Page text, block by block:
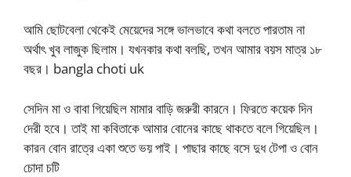
আমি ছোটবেলা থেকেই মেয়েদের সঙ্গে ভালভাবে কথা বলতে পারতাম না
অর্থাৎ খুব লাজুক ছিলাম। যখনকার কথা বলছি, তখন আমার বয়স মাত্র ১৮
বছর। bangla choti uk
সেদিন মা ও বাবা গিয়েছিল মামার বাড়ি জরুরী কারনে। ফিরতে কয়েক দিন
দেরী হবে। তাই মা কবিতাকে আমার বোনের কাছে থাকতে বলে গিয়েছিল।
কারন বোন রাত্রে একা শুতে ভয় পাই। পাছার কাছে বসে দুধ টেপা ও বোন
চোদা চটি